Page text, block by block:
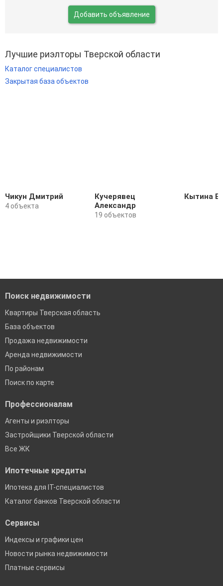
Добавить объявление
Лучшие риэлторы Тверской области
Каталог специалистов
Закрытая база объектов
Чикун Дмитрий
4 объекта
Кучерявец
Александр
19 объектов
Кытина
Поиск недвижимости
Квартиры Тверская область
База объектов
Продажа недвижимости
Аренда недвижимости
По районам
Поиск по карте
Профессионалам
Агенты и риэлторы
Застройщики Тверской области
Все ЖК
Ипотечные кредиты
Ипотека для IT-специалистов
Каталог банков Тверской области
Сервисы
Индексы и графики цен
Новости рынка недвижимости
Платные сервисы